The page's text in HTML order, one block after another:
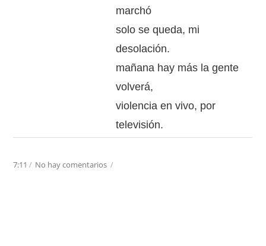
marchó
solo se queda, mi
desolación.
mañana hay más la gente
volverá,
violencia en vivo, por
televisión.
7:11 / No hay comentarios /